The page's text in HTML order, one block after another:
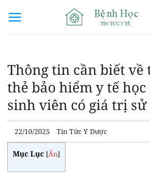
qua
Thông tin cần biết
thẻ bảo hiểm y tế
sinh viên có giá trị
22/10/2025 Tin Tức Y Dược
Mục Lục [Ẩn]